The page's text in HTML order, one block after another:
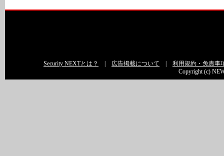
Security NEXTとは？ 広告掲載について
利用規約・免責事
Copyright (c)